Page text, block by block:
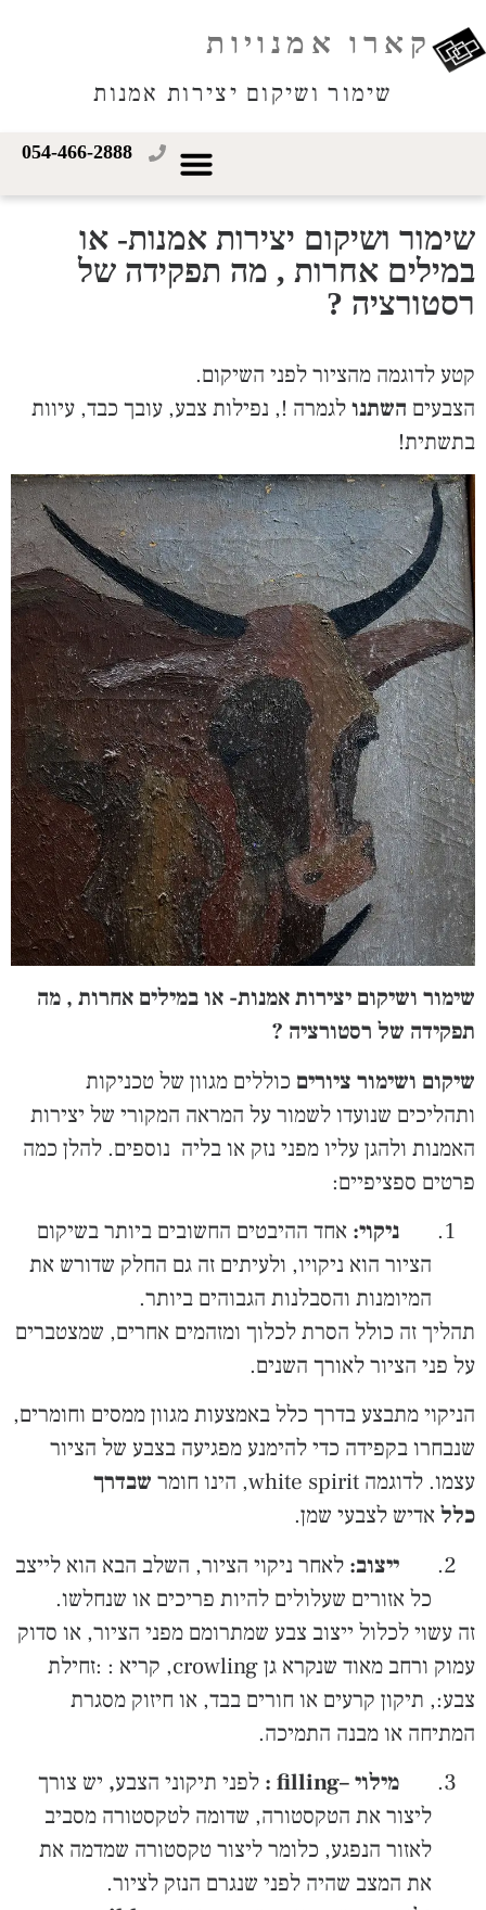
קארו אמנויות
שימור ושיקום יצירות אמנות
054-466-2888
שימור ושיקום יצירות אמנות- או
במילים אחרות , מה תפקידה של
רסטורציה ?
קטע לדוגמה מהציור לפני השיקום.
הצבעים השתנולגמרה !, נפילות צבע, עובך כבד, עיוות
בתשתית!
שימור ושיקום יצירות אמנות- או במילים אחרות , מה
תפקידה של רסטורציה ?
שיקום ושימור ציורים כוללים מגוון של טכניקות
ותהליכים שנועדו לשמור על המראה המקורי של יצירות
האמנות ולהגן עליו מפני נזק או בליה נוספים. להלן כמה
פרטים ספציפיים:
ניקוי: אחד ההיבטים החשובים ביותר בשיקום
הציור הוא ניקויו, ולעיתים זה גם החלק שדורש את
המיומנות והסבלנות הגבוהים ביותר.
תהליך זה כולל הסרת לכלוך ומזהמים אחרים, שמצטברים
על פני הציור לאורך השנים.
הניקוי מתבצע בדרך כלל באמצעות מגוון ממסים וחומרים,
שנבחרו בקפידה כדי להימנע מפגיעה בצבע של הציור
עצמו. לדוגמה white spirit, הינו חומר
שבדרך
כללאדיש לצבעי שמן.
ייצוב: לאחר ניקוי הציור, השלב הבא הוא לייצב
כל אזורים שעלולים להיות פריכים או שנחלשו.
זה עשוי לכלול ייצוב צבע שמתרומם מפני הציור, או סדוק
עמוק ורחב מאוד שנקרא גן crowling, קריא : :זחילת
צבע:, תיקון קרעים או חורים בבד, או חיזוק מסגרת
המתיחה או מבנה התמיכה.
מילוי –filling
: לפני תיקוני הצבע, יש צורך
ליצור את הטקסטורה, שדומה לטקסטורה מסביב
לאזור הנפגע, כלומר ליצור טקסטורה שמדמה את
את המצב שהיה לפני שנגרם הנזק לציור.